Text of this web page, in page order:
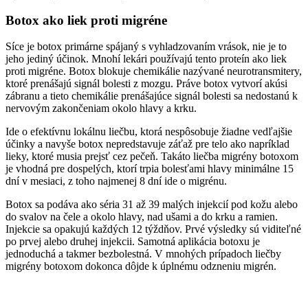
Botox ako liek proti migréne
Síce je botox primárne spájaný s vyhladzovaním vrások, nie je to
jeho jediný účinok. Mnohí lekári používajú tento proteín ako liek
proti migréne. Botox blokuje chemikálie nazývané neurotransmitery,
ktoré prenášajú signál bolesti z mozgu. Práve botox vytvorí akúsi
zábranu a tieto chemikálie prenášajúce signál bolesti sa nedostanú k
nervovým zakončeniam okolo hlavy a krku.
Ide o efektívnu lokálnu liečbu, ktorá nespôsobuje žiadne vedľajšie
účinky a navyše botox nepredstavuje záťaž pre telo ako napríklad
lieky, ktoré musia prejsť cez pečeň. Takáto liečba migrény botoxom
je vhodná pre dospelých, ktorí trpia bolesťami hlavy minimálne 15
dní v mesiaci, z toho najmenej 8 dní ide o migrénu.
Botox sa podáva ako séria 31 až 39 malých injekcií pod kožu alebo
do svalov na čele a okolo hlavy, nad ušami a do krku a ramien.
Injekcie sa opakujú každých 12 týždňov. Prvé výsledky sú viditeľné
po prvej alebo druhej injekcii. Samotná aplikácia botoxu je
jednoduchá a takmer bezbolestná. V mnohých prípadoch liečby
migrény botoxom dokonca dôjde k úplnému odzneniu migrén.